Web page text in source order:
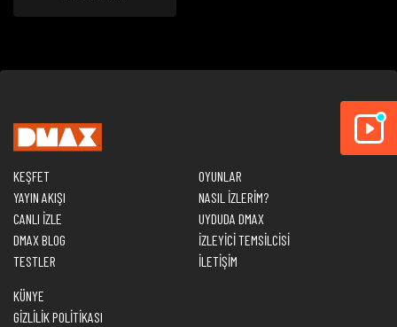
KEŞFET
YAYIN AKIŞI
CANLI İZLE
DMAX BLOG
TESTLER
OYUNLAR
NASIL İZLERİM?
UYDUDA DMAX
İZLEYİCİ TEMSİLCİSİ
İLETİŞİM
KÜNYE
GİZLİLİK POLİTİKASI